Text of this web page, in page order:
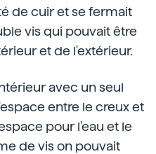
de cuir et se fermait
vis qui pouvait être
et de l'extérieur.
avec un seul
entre le creux et
pour l'eau et le
de vis on pouvait